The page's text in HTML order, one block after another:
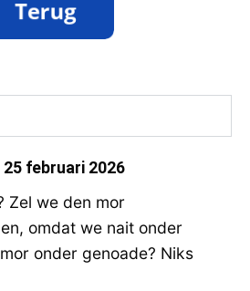
25 februari 2026
Zel we den mor
omdat we nait onder
onder genoade? Niks